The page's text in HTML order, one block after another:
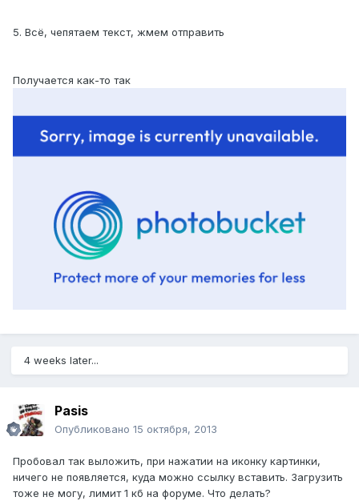
5. Всё, чепятаем текст, жмем отправить
Получается как-то так
4 weeks later...
Pasis
Опубликовано 15 октября, 2013
Пробовал так выложить, при нажатии на иконку картинки,
ничего не появляется, куда можно ссылку вставить. Загрузить
тоже не могу, лимит 1 кб на форуме. Что делать?